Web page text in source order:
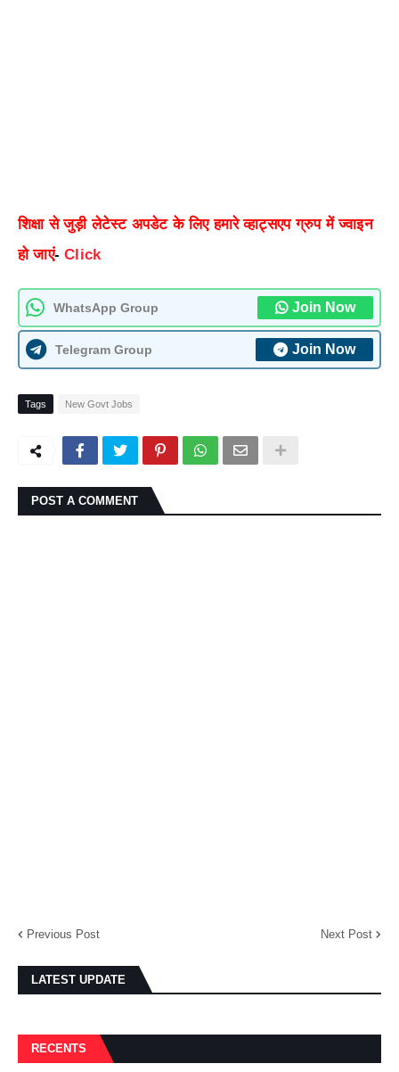
शिक्षा से जुड़ी लेटेस्ट अपडेट के लिए हमारे व्हाट्सएप ग्रुप में ज्वाइन
हो जाएं-Click
WhatsApp Group Join Now
Telegram Group Join Now
Tags New Govt Jobs
POST A COMMENT
Previous Post Next Post
LATEST UPDATE
RECENTS